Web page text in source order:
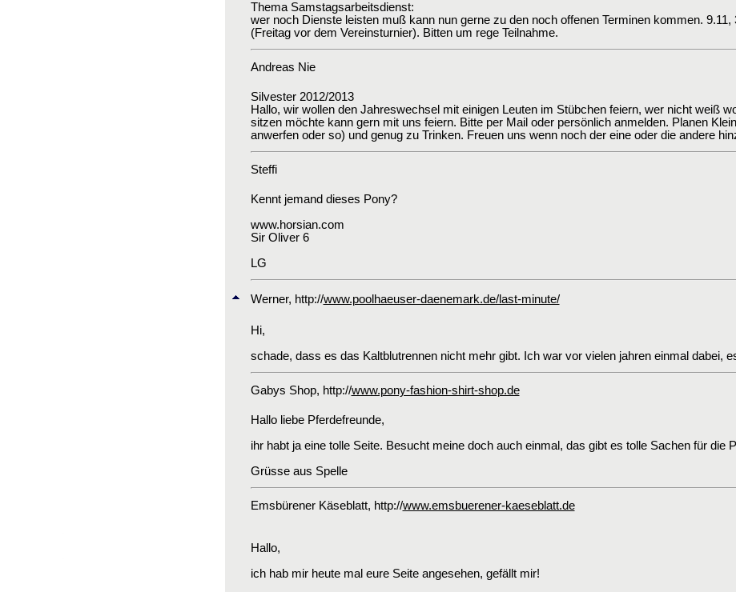
Thema Samstagsarbeitsdienst:
wer noch Dienste leisten muß kann nun gerne zu den noch offenen Terminen kommen.
(Freitag vor dem Vereinsturnier). Bitten um rege Teilnahme.
Andreas Nie
Silvester 2012/2013
Hallo, wir wollen den Jahreswechsel mit einigen Leuten im Stübchen feiern, wer nicht weiß
sitzen möchte kann gern mit uns feiern. Bitte per Mail oder persönlich anmelden. Planen
anwerfen oder so) und genug zu Trinken. Freuen uns wenn noch der eine oder die andere
Steffi
Kennt jemand dieses Pony?
www.horsian.com
Sir Oliver 6
LG
Werner, http://www.poolhaeuser-daenemark.de/last-minute/
Hi,
schade, dass es das Kaltblutrennen nicht mehr gibt. Ich war vor vielen jahren einmal dabei,
Gabys Shop, http://www.pony-fashion-shirt-shop.de
Hallo liebe Pferdefreunde,
ihr habt ja eine tolle Seite. Besucht meine doch auch einmal, das gibt es tolle Sachen für die
Grüsse aus Spelle
Emsbürener Käseblatt, http://www.emsbuerener-kaeseblatt.de
Hallo,
ich hab mir heute mal eure Seite angesehen, gefällt mir!